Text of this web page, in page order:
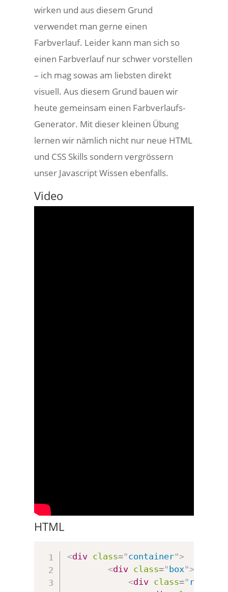
wirken und aus diesem Grund
verwendet man gerne einen
Farbverlauf. Leider kann man sich so
einen Farbverlauf nur schwer vorstellen
– ich mag sowas am liebsten direkt
visuell. Aus diesem Grund bauen wir
heute gemeinsam einen Farbverlaufs-
Generator. Mit dieser kleinen Übung
lernen wir nämlich nicht nur neue HTML
und CSS Skills sondern vergrössern
unser Javascript Wissen ebenfalls.
Video
HTML
<div class="container">
<div class="box ">
<div class=" row